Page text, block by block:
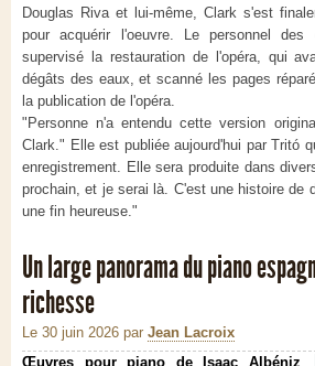
Douglas Riva et lui-même, Clark s'est
pour acquérir l'oeuvre. Le personnel des
supervisé la restauration de l'opéra, qui
dégâts des eaux, et scanné les pages
la publication de l'opéra.
"Personne n'a entendu cette version
Clark." Elle est publiée aujourd'hui par Tritó
enregistrement. Elle sera produite dans
prochain, et je serai là. C'est une histoire de
une fin heureuse."
Un large panorama du piano
richesse
Le 30 juin 2026 par Jean Lacroix
Œuvres pour piano de Isaac Albéniz